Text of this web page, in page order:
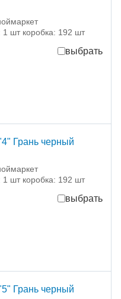
1 шт коробка: 192 шт
выбрать
Грань черный
1 шт коробка: 192 шт
выбрать
Грань черный